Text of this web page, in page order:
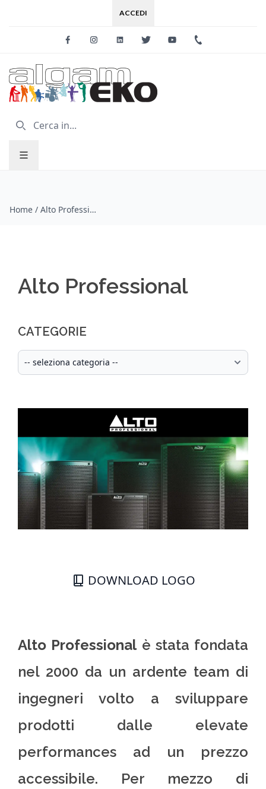
ACCEDI
FacebookInstagramLinkedinTwitter Youtube
Home / Alto Professional
Alto Professional
CATEGORIE
DOWNLOAD LOGO
Alto Professionalè stata fondata
nel 2000 da un ardente team di
ingegneri volto a sviluppare
prodotti dalle elevate
performances ad un prezzo
accessibile. Per mezzo di